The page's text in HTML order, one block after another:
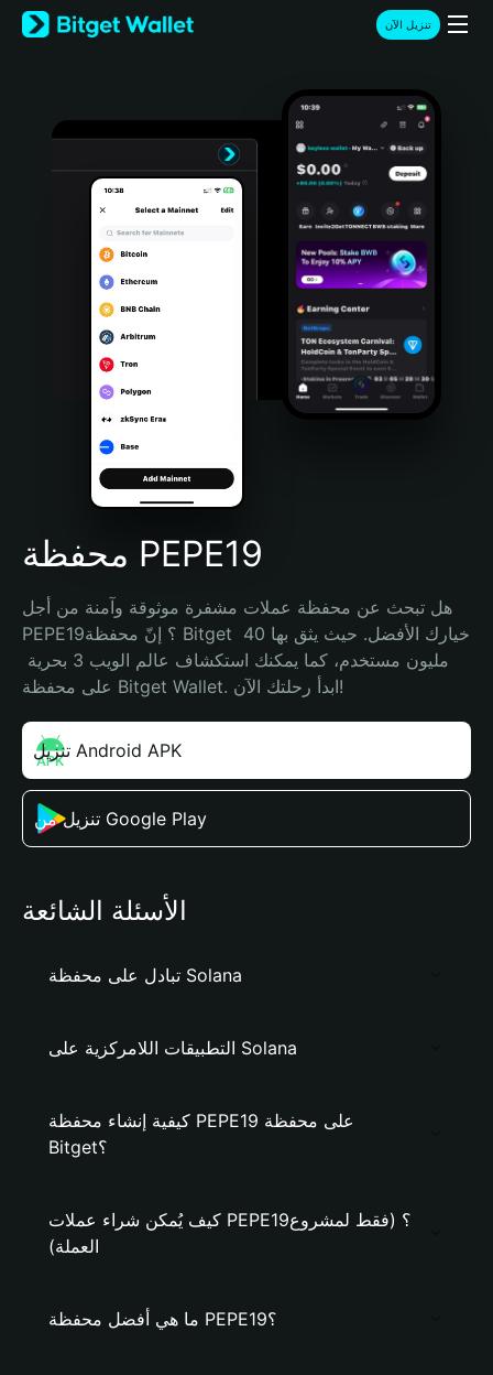
English
日本語
Türkçe
Português (Portugal)
Bahasa Indonesia
Português (Brasil)
Español (Argentina)
تنزيل الآن
محفظة PEPE19
هل تبحث عن محفظة عملات مشفرة موثوقة وآمنة من أجل
PEPE19؟ إنّ محفظة Bitget خيارك الأفضل. حيث يثق بها 40
على محفظة Bitget Wallet. ابدأ رحلتك الآن!
تنزيل Android APK
تنزيل من Google Play
الأسئلة الشائعة
تبادل على محفظة Solana
التطبيقات اللامركزية على Solana
كيفية إنشاء محفظة PEPE19 على محفظة
Bitget؟
كيف يُمكن شراء عملات PEPE19؟ (فقط لمشروع
العملة)
ما هي أفضل محفظة PEPE19؟